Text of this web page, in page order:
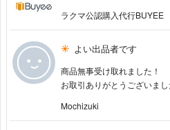
ラクマ公認購入代行BUYEE
よい出品者です
商品無事受け取れました！
お取引ありがとうございまし
Mochizuki